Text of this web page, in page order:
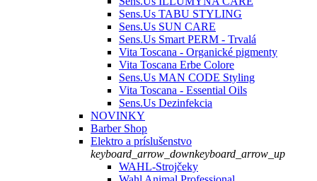
Sens.Us TABU STYLING
Sens.Us SUN CARE
Sens.Us Smart PERM - Trvalá
Vita Toscana - Organické pigmenty
Vita Toscana Erbe Colore
Sens.Us MAN CODE Styling
Vita Toscana - Essential Oils
Sens.Us Dezinfekcia
NOVINKY
Barber Shop
Elektro a príslušenstvo
keyboard_arrow_downkeyboard_arrow_up
WAHL-Strojčeky